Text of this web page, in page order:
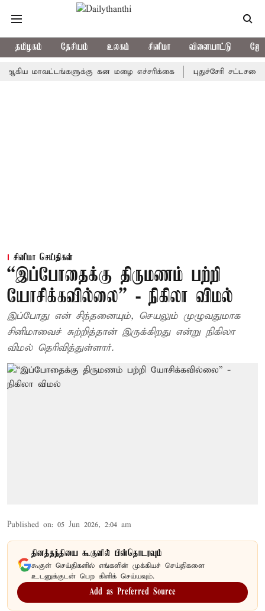
தமிழகம் தேசியம் உலகம் சினிமா விளையாட்டு
மாவட்டங்களுக்கு கன மழை எச்சரிக்கை புதுச்சேரி சட்டசபையில்
சினிமா செய்திகள்
“இப்போதைக்கு திருமணம் பற்றி
யோசிக்கவில்லை” - நிகிலா விமல்
இப்போது என் சிந்தனையும், செயலும் முழுவதுமாக
சினிமாவைச் சுற்றித்தான் இருக்கிறது என்று நிகிலா
விமல் தெரிவித்துள்ளார்.
Published on: 05 Jun 2026, 2:04 am
தினத்தந்தியை கூகுளில் பின்தொடரவும்
கூகுள் செய்திகளில் எங்களின் முக்கியச் செய்திகளை
உடனுக்குடன் பெற கிளிக் செய்யவும்.
Add as Preferred Source